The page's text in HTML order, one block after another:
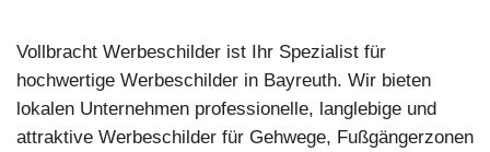
Vollbracht Werbeschilder ist Ihr Spezialist für
hochwertige Werbeschilder in Bayreuth. Wir bieten
lokalen Unternehmen professionelle, langlebige und
attraktive Werbeschilder für Gehwege, Fußgängerzonen